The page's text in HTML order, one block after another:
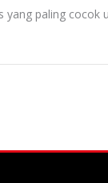
paling cocok